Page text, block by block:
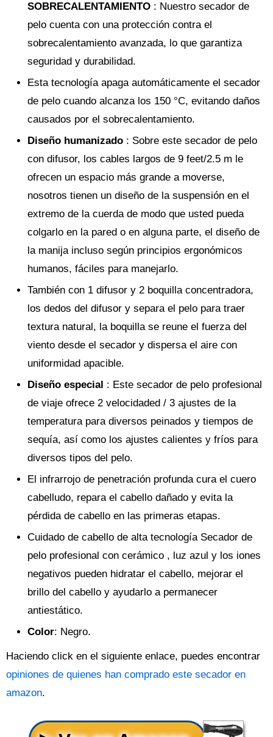
SOBRECALENTAMIENTO : Nuestro secador de
pelo cuenta con una protección contra el
sobrecalentamiento avanzada, lo que garantiza
seguridad y durabilidad.
Esta tecnología apaga automáticamente el secador
de pelo cuando alcanza los 150 °C, evitando daños
causados por el sobrecalentamiento.
Diseño humanizado : Sobre este secador de pelo
con difusor, los cables largos de 9 feet/2.5 m le
ofrecen un espacio más grande a moverse,
nosotros tienen un diseño de la suspensión en el
extremo de la cuerda de modo que usted pueda
colgarlo en la pared o en alguna parte, el diseño de
la manija incluso según principios ergonómicos
humanos, fáciles para manejarlo.
También con 1 difusor y 2 boquilla concentradora,
los dedos del difusor y separa el pelo para traer
textura natural, la boquilla se reune el fuerza del
viento desde el secador y dispersa el aire con
uniformidad apacible.
Diseño especial : Este secador de pelo profesional
de viaje ofrece 2 velocidaded / 3 ajustes de la
temperatura para diversos peinados y tiempos de
sequía, así como los ajustes calientes y fríos para
diversos tipos del pelo.
El infrarrojo de penetración profunda cura el cuero
cabelludo, repara el cabello dañado y evita la
pérdida de cabello en las primeras etapas.
Cuidado de cabello de alta tecnología Secador de
pelo profesional con cerámico , luz azul y los iones
negativos pueden hidratar el cabello, mejorar el
brillo del cabello y ayudarlo a permanecer
antiestático.
Color: Negro.
Haciendo click en el siguiente enlace, puedes encontrar
opiniones de quienes han comprado este secador en
amazon.